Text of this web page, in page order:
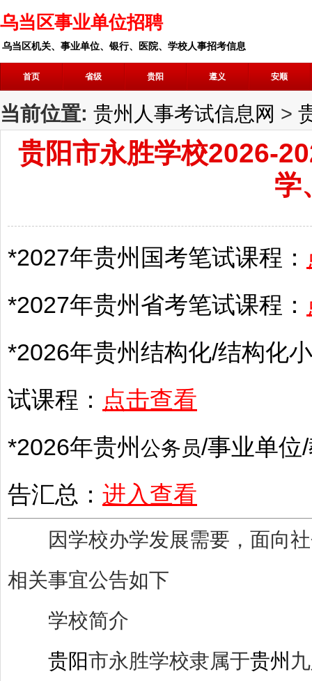
乌当区事业单位招聘
乌当区机关、事业单位、银行、医院、学校人事招考信息
首页 省级 贵阳 遵义 安顺
当前位置: 贵州人事考试信息网 >
贵阳市永胜学校2026-
学
*2027年贵州 国考笔试课程：
*2027年贵州 省考笔试课程：
*2026年贵州结构化/结构化
试课程： 点击查看
*2026年贵州 公务员/事业单位/
告汇总： 进入查看
因学校办学发展需要，面向社
相关事宜公告如下
学校简介
贵阳市永胜学校隶属于贵州